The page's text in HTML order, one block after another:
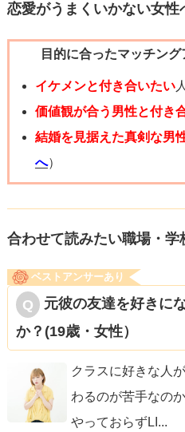
その予測が近くなればなるほ
こらないです。
自分の思った通りということ
その例として、よく知る相手
感を抱くようなことは滅多に
場で相手を知ることを心がけ
「相手が好意を見せてきた」
なんだろう？
「相手のミスばかり目に付く
ミスなのだろう？
このように自分ではなく、相
ば長くお付合いすることがで
具体的には
・ネットなどで、今までに付
ドを聞く、調べる
・男性の意見を聞く
これらをして、ダメな男は普
万人に1人くらいの高いレベ
相手の悪い所も受容できるよ
◆自分の弱さをさらけ出す
いう傾向があります。
そして両者に共通する事は、
う事。
感情を見せたら負け、好きに
ら負け。このような思考が無
かもしれません。
恋愛がうまくいかない女性
目的に合ったマッチン
イケメンと付き合いたい
価値観が合う男性と付き
結婚を見据えた真剣な男
へ）
合わせて読みたい職場・学
ベストアンサーあり
元彼の友達を好きに
か？(19歳・女性）
クラスに好きな人
わるのが苦手なの
やっておらずLI ...